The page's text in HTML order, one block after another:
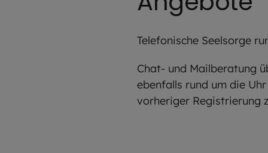
Telefonische Seelsorge
Chat- und Mailberatung
ebenfalls rund um die
vorheriger Registrierung